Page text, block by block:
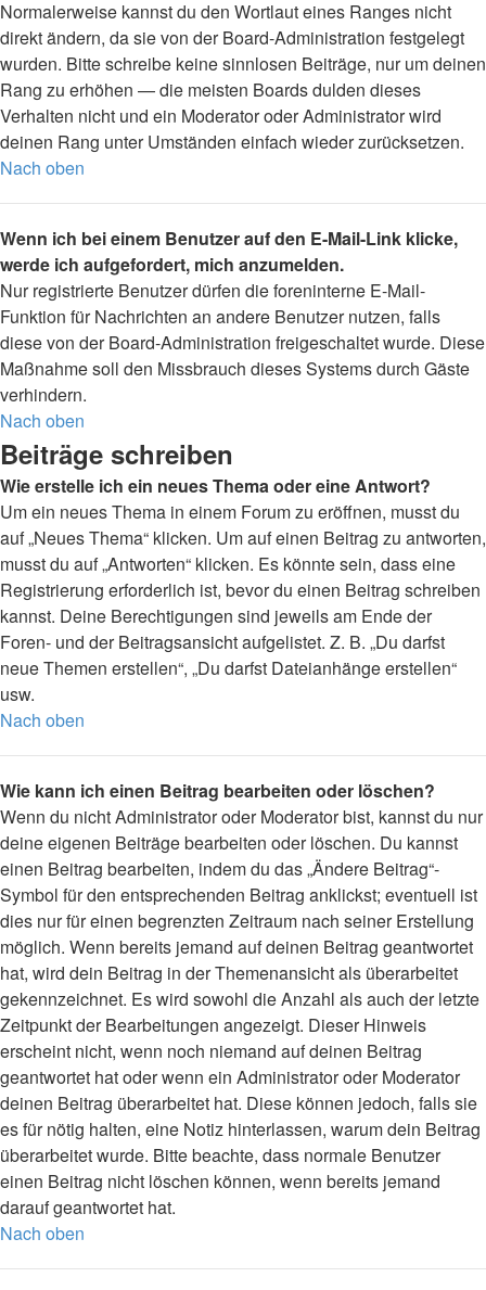
Normalerweise kannst du den Wortlaut eines Ranges nicht
direkt ändern, da sie von der Board-Administration festgelegt
wurden. Bitte schreibe keine sinnlosen Beiträge, nur um deinen
Rang zu erhöhen — die meisten Boards dulden dieses
Verhalten nicht und ein Moderator oder Administrator wird
deinen Rang unter Umständen einfach wieder zurücksetzen.
Nach oben
Wenn ich bei einem Benutzer auf den E-Mail-Link klicke,
werde ich aufgefordert, mich anzumelden.
Nur registrierte Benutzer dürfen die foreninterne E-Mail-
Funktion für Nachrichten an andere Benutzer nutzen, falls
diese von der Board-Administration freigeschaltet wurde. Diese
Maßnahme soll den Missbrauch dieses Systems durch Gäste
verhindern.
Nach oben
Beiträge schreiben
Wie erstelle ich ein neues Thema oder eine Antwort?
Um ein neues Thema in einem Forum zu eröffnen, musst du
auf „Neues Thema“ klicken. Um auf einen Beitrag zu antworten,
musst du auf „Antworten“ klicken. Es könnte sein, dass eine
Registrierung erforderlich ist, bevor du einen Beitrag schreiben
kannst. Deine Berechtigungen sind jeweils am Ende der
Foren- und der Beitragsansicht aufgelistet. Z. B. „Du darfst
neue Themen erstellen“, „Du darfst Dateianhänge erstellen“
usw.
Nach oben
Wie kann ich einen Beitrag bearbeiten oder löschen?
Wenn du nicht Administrator oder Moderator bist, kannst du nur
deine eigenen Beiträge bearbeiten oder löschen. Du kannst
einen Beitrag bearbeiten, indem du das „Ändere Beitrag“-
Symbol für den entsprechenden Beitrag anklickst; eventuell ist
dies nur für einen begrenzten Zeitraum nach seiner Erstellung
möglich. Wenn bereits jemand auf deinen Beitrag geantwortet
hat, wird dein Beitrag in der Themenansicht als überarbeitet
gekennzeichnet. Es wird sowohl die Anzahl als auch der letzte
Zeitpunkt der Bearbeitungen angezeigt. Dieser Hinweis
erscheint nicht, wenn noch niemand auf deinen Beitrag
geantwortet hat oder wenn ein Administrator oder Moderator
deinen Beitrag überarbeitet hat. Diese können jedoch, falls sie
es für nötig halten, eine Notiz hinterlassen, warum dein Beitrag
überarbeitet wurde. Bitte beachte, dass normale Benutzer
einen Beitrag nicht löschen können, wenn bereits jemand
darauf geantwortet hat.
Nach oben